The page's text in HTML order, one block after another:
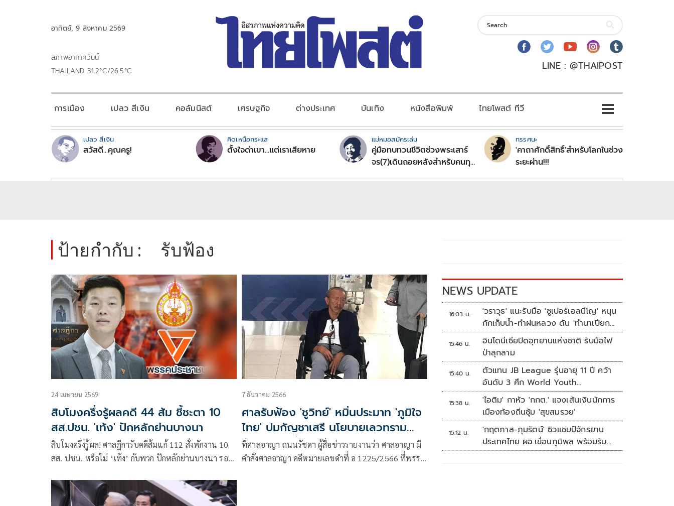
อาทิตย์, 9 สิงหาคม 2569
สภาพอากาศวันนี้
THAILAND 31.2°C/26.5°C
LINE : @THAIPOST
การเมือง เปลว สีเงิน คอลัมนิสต์ เศรษฐกิจ ต่างประเทศ บันเทิง หนังสือพิมพ์ ไทยโพสต์ ทีวี
เปลว สีเงิน
สวัสดี...คุณครู!
คิดเหนือกระแส
ตั้งใจด่าเขา...แต่เราเสียหาย
แม่หมอสมัครเล่น
คู่มือทบทวนชีวิตช่วงพระเสาร์
จร(7)เดินถอยหลังสำหรับคนทุก
ทรรศนะ
'คาถาศักดิ์สิทธิ์'สำหรับโลกในช่วง
ระยะผ่าน!!!
ป้ายกำกับ : รับฟ้อง
24 เมษายน 2569
สิบโมงครึ่งรู้ผลคดี 44 ส้ม ชี้ชะตา 10
สส.ปชน. 'เท้ง' ปักหลักย่านบางนา
สิบโมงครึ่งรู้ผล! ศาลฎีการับคดีส้มแก้ 112 สั่งพักงาน 10
สส. ปชน. หรือไม่ ‘เท้ง’ กับพวก ปักหลักย่านบางนา รอ
วีระยุทธ’ ขึ้นหัวหน้าพรรค-ผู้นำฝ่ายค้าน
7 ธันวาคม 2566
ศาลรับฟ้อง 'ชูวิทย์' หมิ่นประมาท 'ภูมิใจ
ไทย' ปมกัญชาเสรี นโยบายเลวทราม
โจมตีเลือกตั้ง
ที่ศาลอาญา ถนนรัชดา ผู้สื่อข่าวรายงานว่า ศาลอาญา มี
คำสั่งศาลอาญา คดีหมายเลขดำที่ อ 1225/2566 ที่พรรค
NEWS UPDATE
16:03 น.
'วราวุธ' แนะรับมือ 'ซูเปอร์เอลนีโญ' หนุน
กักเก็บน้ำ-ทำฝนหลวง ดัน 'ทำนาเปียก
สลับแห้ง'
15:46 น.
อินโดนีเซียปิดอุทยานแห่งชาติ รับมือไฟ
ป่าลุกลาม
15:40 น.
ตัวแทน JB League รุ่นอายุ 11 ปี คว้า
อันดับ 3 ศึก World Youth
Championship 2026 ที่สิงคโปร์
15:38 น.
'ไอติม' กาหัว 'กกต.' แจงเส้นเงินนักการ
เมืองท้องถิ่นซุ้ม 'สุขสมรวย'
15:12 น.
'กฤตภาส-ภุมรัตน์' ซิวแชมป์จักรยาน
ประเทศไทย ผอ.เขื่อนภูมิพล พร้อมรับ
เจ้าภาพต่อ ปี 2570